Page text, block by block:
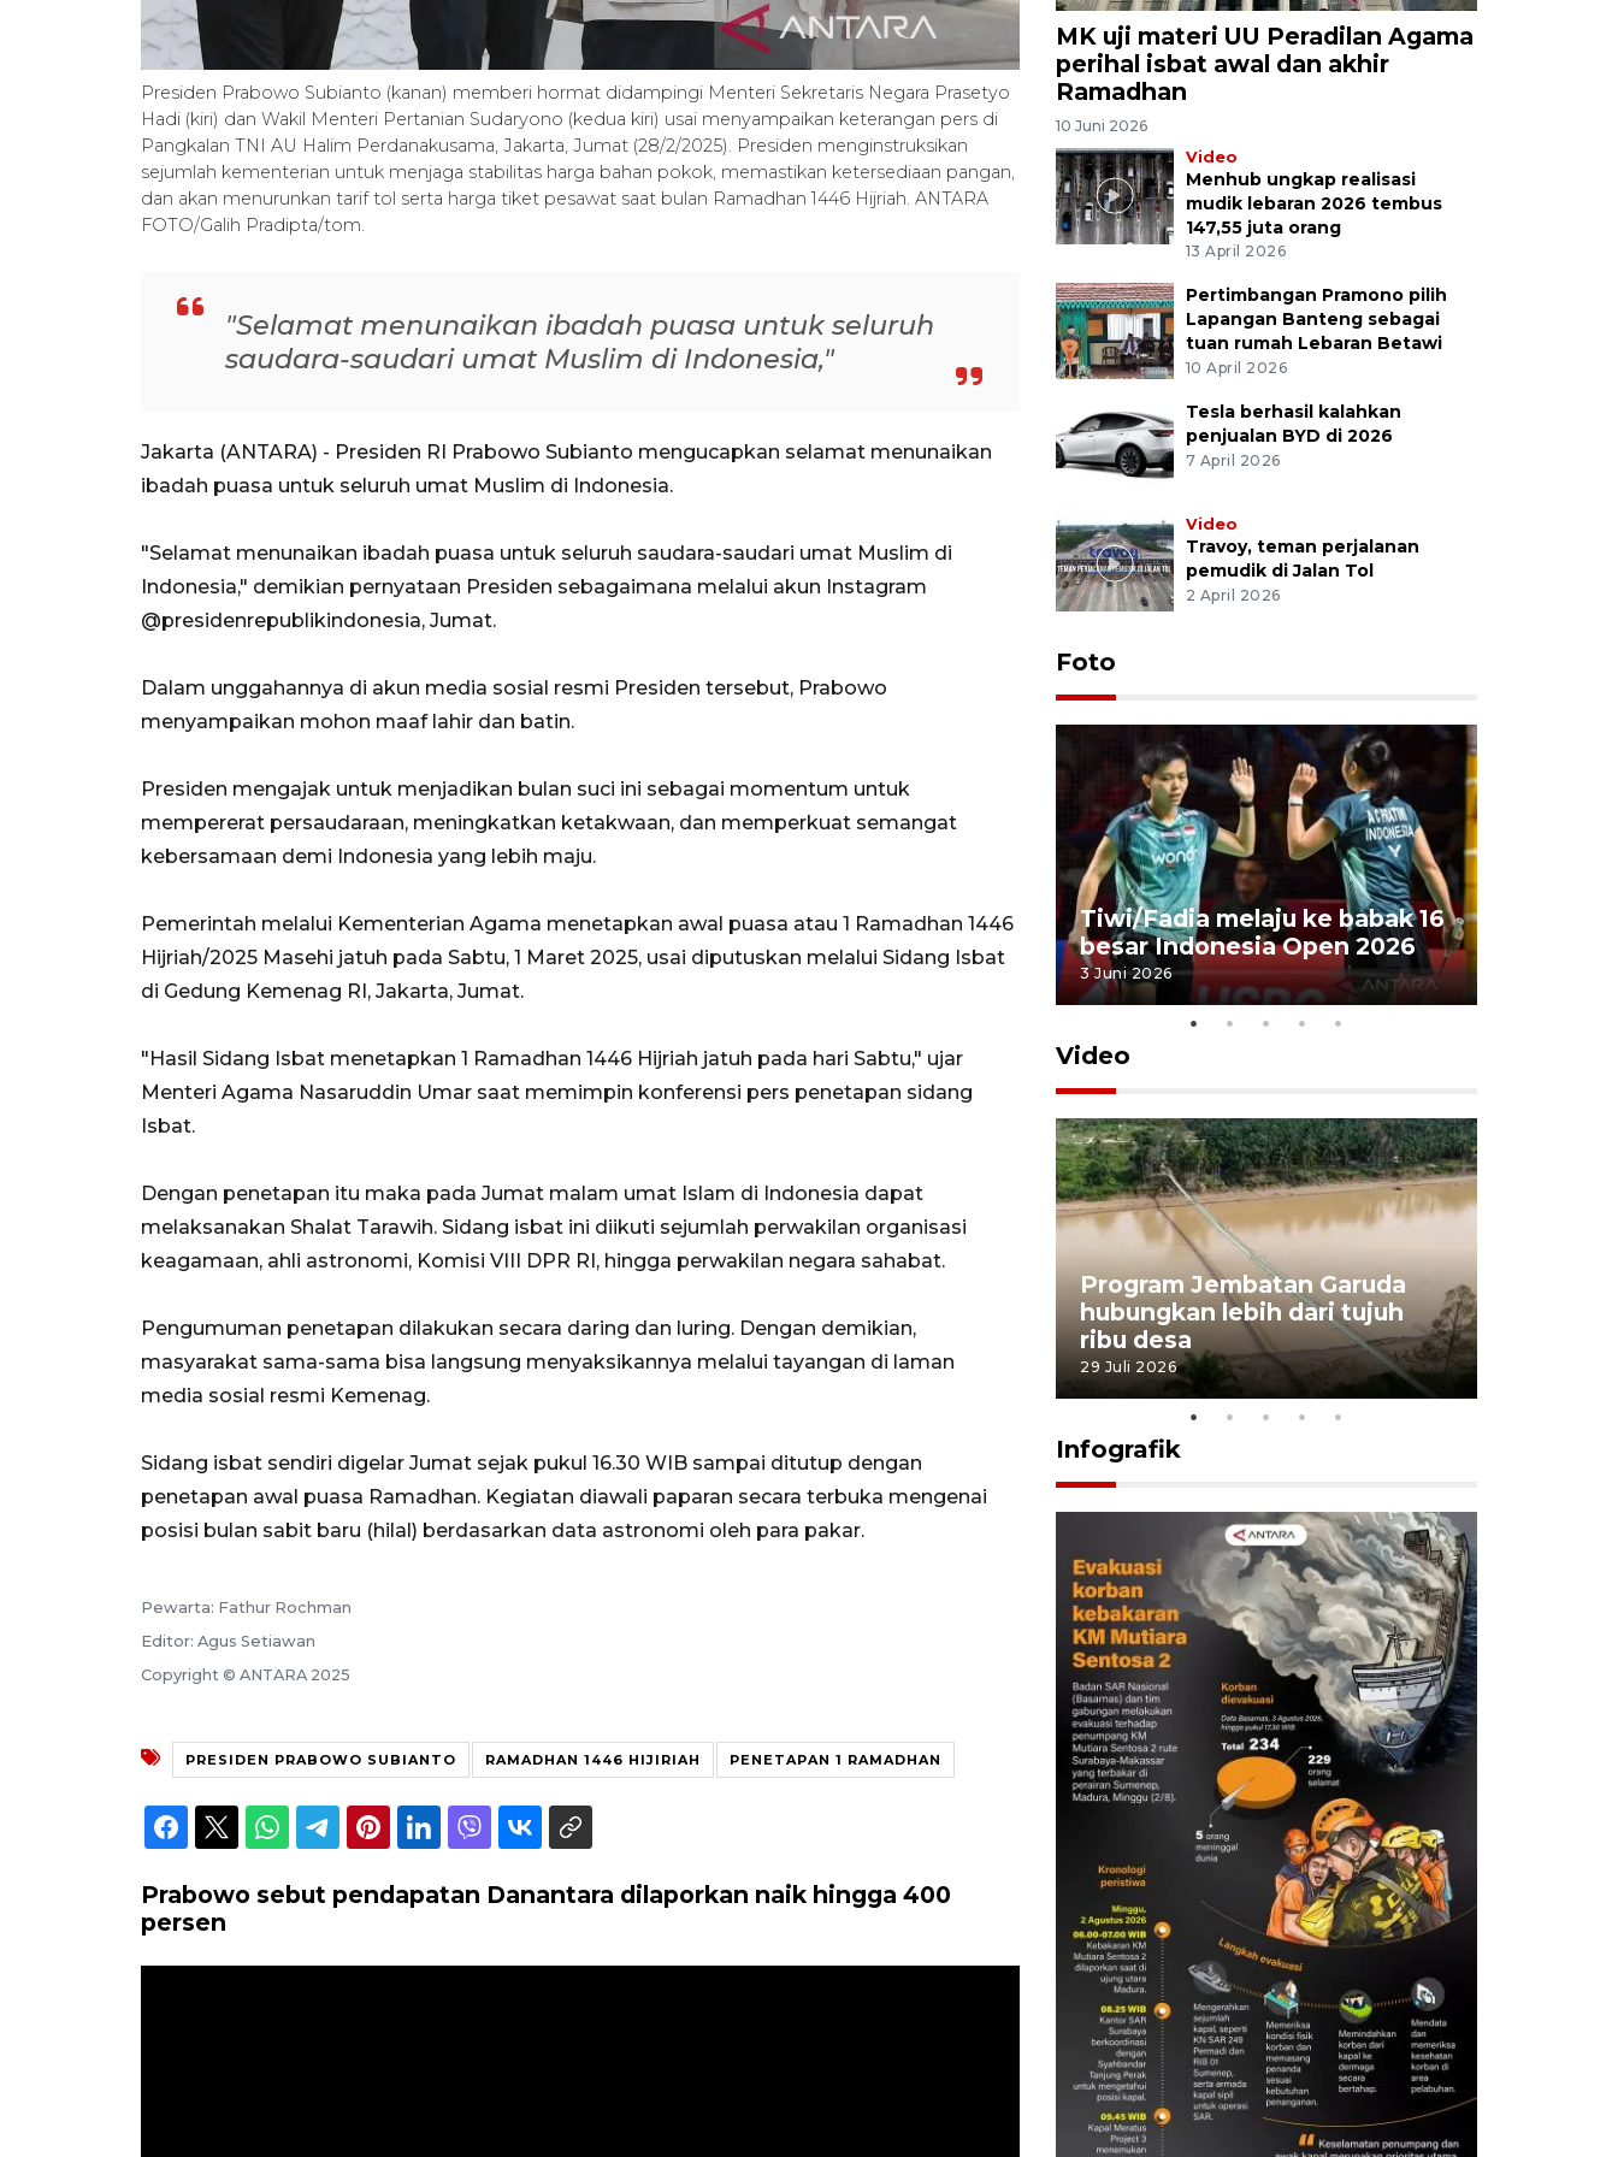
Presiden Prabowo Subianto (kanan) memberi hormat didampingi Menteri Sekretaris Negara Prasetyo
Hadi (kiri) dan Wakil Menteri Pertanian Sudaryono (kedua kiri) usai menyampaikan keterangan pers di
Pangkalan TNI AU Halim Perdanakusama, Jakarta, Jumat (28/2/2025). Presiden menginstruksikan
sejumlah kementerian untuk menjaga stabilitas harga bahan pokok, memastikan ketersediaan pangan,
dan akan menurunkan tarif tol serta harga tiket pesawat saat bulan Ramadhan 1446 Hijriah. ANTARA
FOTO/Galih Pradipta/tom.
"Selamat menunaikan ibadah puasa untuk seluruh
saudara-saudari umat Muslim di Indonesia,"
Jakarta (ANTARA) - Presiden RI Prabowo Subianto mengucapkan selamat menunaikan
ibadah puasa untuk seluruh umat Muslim di Indonesia.
"Selamat menunaikan ibadah puasa untuk seluruh saudara-saudari umat Muslim di
Indonesia," demikian pernyataan Presiden sebagaimana melalui akun Instagram
@presidenrepublikindonesia, Jumat.
Dalam unggahannya di akun media sosial resmi Presiden tersebut, Prabowo
menyampaikan mohon maaf lahir dan batin.
Presiden mengajak untuk menjadikan bulan suci ini sebagai momentum untuk
mempererat persaudaraan, meningkatkan ketakwaan, dan memperkuat semangat
kebersamaan demi Indonesia yang lebih maju.
Pemerintah melalui Kementerian Agama menetapkan awal puasa atau 1 Ramadhan 1446
Hijriah/2025 Masehi jatuh pada Sabtu, 1 Maret 2025, usai diputuskan melalui Sidang Isbat
di Gedung Kemenag RI, Jakarta, Jumat.
"Hasil Sidang Isbat menetapkan 1 Ramadhan 1446 Hijriah jatuh pada hari Sabtu," ujar
Menteri Agama Nasaruddin Umar saat memimpin konferensi pers penetapan sidang
Isbat.
Dengan penetapan itu maka pada Jumat malam umat Islam di Indonesia dapat
melaksanakan Shalat Tarawih. Sidang isbat ini diikuti sejumlah perwakilan organisasi
keagamaan, ahli astronomi, Komisi VIII DPR RI, hingga perwakilan negara sahabat.
Pengumuman penetapan dilakukan secara daring dan luring. Dengan demikian,
masyarakat sama-sama bisa langsung menyaksikannya melalui tayangan di laman
media sosial resmi Kemenag.
Sidang isbat sendiri digelar Jumat sejak pukul 16.30 WIB sampai ditutup dengan
penetapan awal puasa Ramadhan. Kegiatan diawali paparan secara terbuka mengenai
posisi bulan sabit baru (hilal) berdasarkan data astronomi oleh para pakar.
Pewarta: Fathur Rochman
Editor: Agus Setiawan
Copyright © ANTARA 2025
PRESIDEN PRABOWO SUBIANTO RAMADHAN 1446 HIJIRIAH PENETAPAN 1 RAMADHAN
Prabowo sebut pendapatan Danantara dilaporkan naik hingga 400
persen
MK uji materi UU Peradilan Agama
perihal isbat awal dan akhir
Ramadhan
10 Juni 2026
Video
Menhub ungkap realisasi
mudik lebaran 2026 tembus
147,55 juta orang
13 April 2026
Pertimbangan Pramono pilih
Lapangan Banteng sebagai
tuan rumah Lebaran Betawi
10 April 2026
Tesla berhasil kalahkan
penjualan BYD di 2026
7 April 2026
Video
Travoy, teman perjalanan
pemudik di Jalan Tol
2 April 2026
Foto
upaya pelestarian budaya di
Ibu Kota
11 April 2026
Tiwi/Fadia melaju ke babak 16
besar Indonesia Open 2026
3 Juni 2026
Video
kembali asah naluri
9 Juli 2026
Program Jembatan Garuda
hubungkan lebih dari tujuh
ribu desa
29 Juli 2026
Infografik